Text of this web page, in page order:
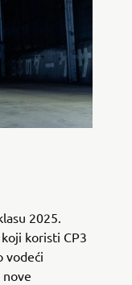
2025.
koristi CP3
vodeći